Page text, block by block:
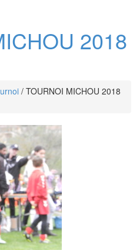
2018
/ TOURNOI MICHOU 2018